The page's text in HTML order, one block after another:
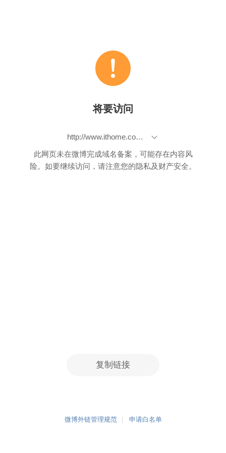
将要访问
http://www.ithome.com.tw/itadm/article.php?c=68277&s=1
此网页未在微博完成域名备案，可能存在内容风
险。如要继续访问，请注意您的隐私及财产安全。
复制链接
微博外链管理规范 申请白名单